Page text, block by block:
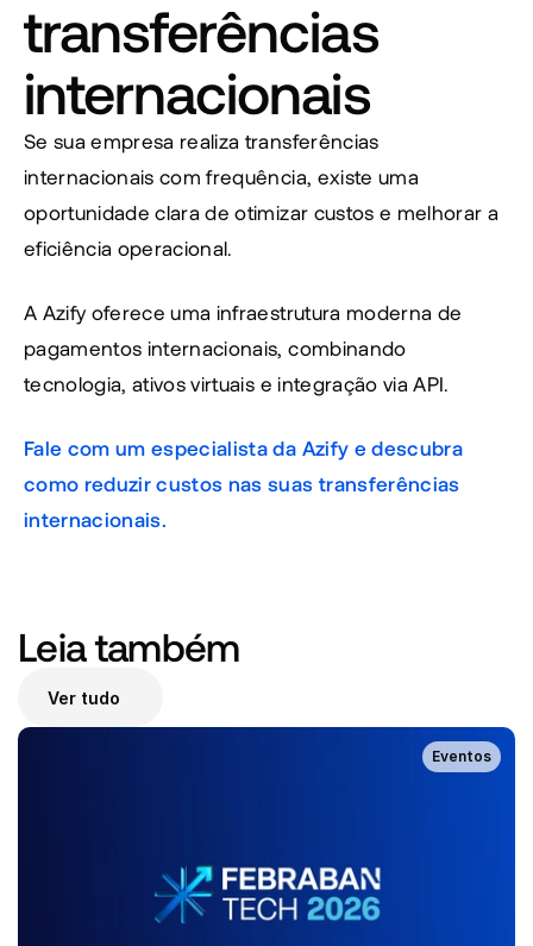
transferências
internacionais
Se sua empresa realiza transferências
internacionais com frequência, existe uma
oportunidade clara de otimizar custos e melhorar a
eficiência operacional.
A Azify oferece uma infraestrutura moderna de
pagamentos internacionais, combinando
tecnologia, ativos virtuais e integração via API.
Fale com um especialista da Azify e descubra
como reduzir custos nas suas transferências
internacionais.
Leia também
Ver tudo
Eventos